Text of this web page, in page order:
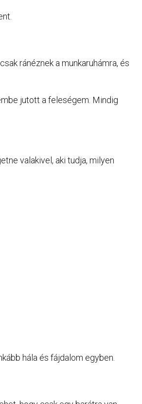
ránéznek a munkaruhámra, és
jutott a feleségem. Mindig
valakivel, aki tudja, milyen
hála és fájdalom egyben.